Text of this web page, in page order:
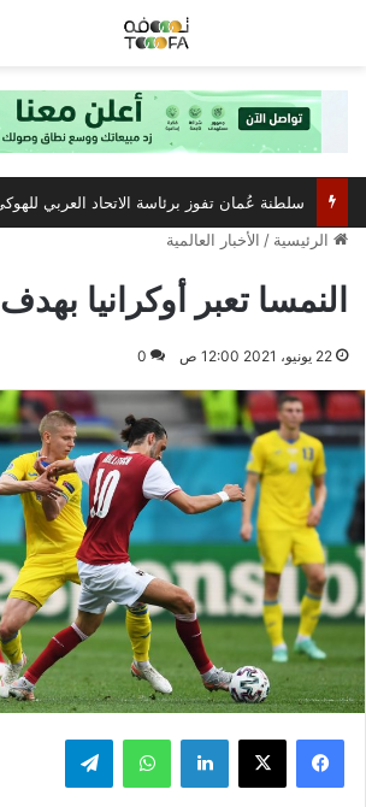
الرئيسية / الأخبار العالمية
النمسا تعبر أوكرانيا بهدف
22 يونيو، 2021 12:00 ص 0
فيسبوك ‫X لينكدإن واتساب تيلقرام